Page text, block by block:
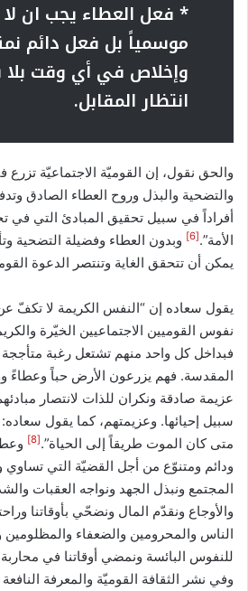
*فعل العطاء يجب ان
موسمياً بل فعل دائم
وإخلاص في أي وقت
انتظار المقابل.
والحق نقول، إن القوميّة الاجتماعيّة
والتضحية والبذل وروح العطاء الصادق
أفراداً في سبيل تحقيق المبادئ التي في
الأمة”.[6]
وبدون العطاء وفضيلة التضحية
يمكن أن تتحقق الغاية وتنتصر الدعوة
يقول سعاده إن “النفس الكريمة لا تكفّ
نفوس القوميين الاجتماعيين الخيّرة
فبداخل كل واحد منهم تشتعل رغبة متأججة
المقدسة. فهم يزرعون الأرض حباً وعطاءً
عزيمة صادقة ونكران للذات لانتصار
سبيل إحيائها. وعزيمتهم، كما يقول
متى كان الموت طريقاً إلى الحياة”.[8]
ودائم ومتنوّع من أجل القضيّة التي
المجتمع ونبذل الجهد ونواجه العقبات
والأوجاع ونقدّم المال ونضحّي بأوقاتنا
الناس والمحرومين والضعفاء والمظلومين
للنفوس البائسة ونمضي أوقاتنا في
وفي نشر الثقافة القوميّة والمعرفة